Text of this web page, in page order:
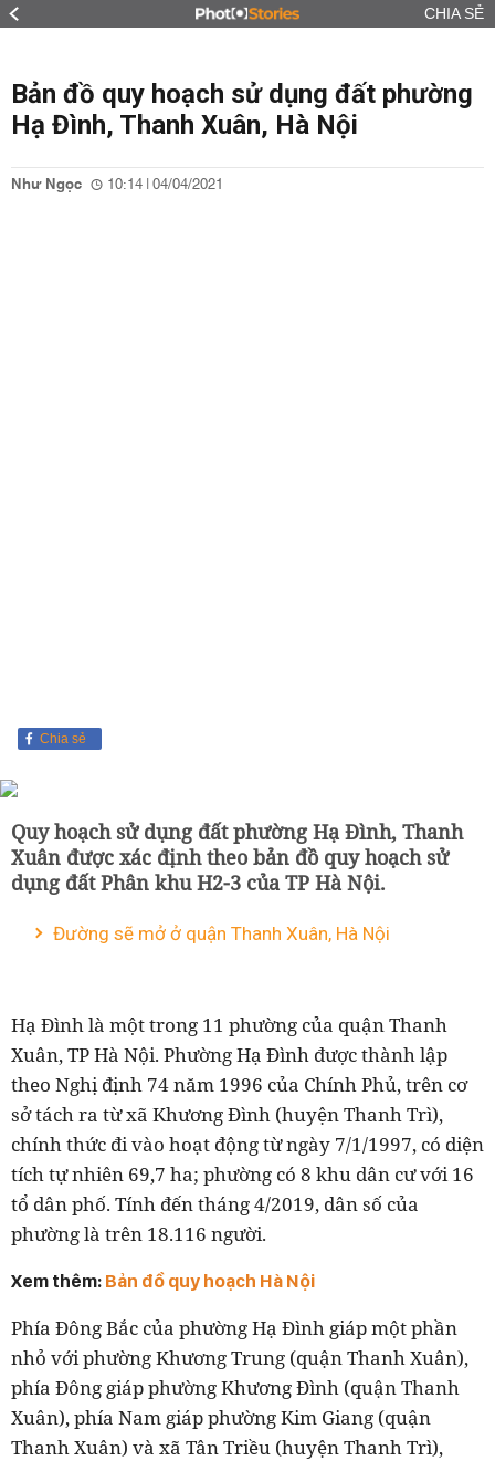
CHIA SẺ
Bản đồ quy hoạch sử dụng đất phường
Hạ Đình, Thanh Xuân, Hà Nội
Như Ngọc 10:14 | 04/04/2021
Chia sẻ
Quy hoạch sử dụng đất phường Hạ Đình, Thanh
Xuân được xác định theo bản đồ quy hoạch sử
dụng đất Phân khu H2-3 của TP Hà Nội.
Đường sẽ mở ở quận Thanh Xuân, Hà Nội
Hạ Đình là một trong 11 phường của quận Thanh
Xuân, TP Hà Nội. Phường Hạ Đình được thành lập
theo Nghị định 74 năm 1996 của Chính Phủ, trên cơ
sở tách ra từ xã Khương Đình (huyện Thanh Trì),
chính thức đi vào hoạt động từ ngày 7/1/1997, có diện
tích tự nhiên 69,7 ha; phường có 8 khu dân cư với 16
tổ dân phố. Tính đến tháng 4/2019, dân số của
phường là trên 18.116 người.
Xem thêm: Bản đồ quy hoạch Hà Nội
Phía Đông Bắc của phường Hạ Đình giáp một phần
nhỏ với phường Khương Trung (quận Thanh Xuân),
phía Đông giáp phường Khương Đình (quận Thanh
Xuân), phía Nam giáp phường Kim Giang (quận
Thanh Xuân) và xã Tân Triều (huyện Thanh Trì),